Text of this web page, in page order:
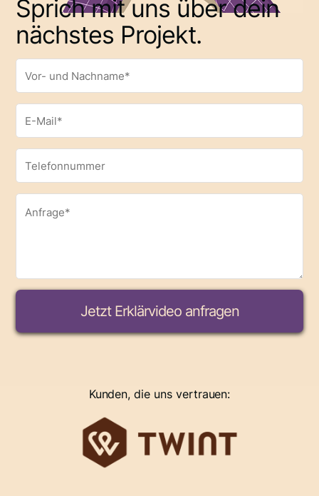
Sprich mit uns über dein
nächstes Projekt.
Kunden, die uns vertrauen: